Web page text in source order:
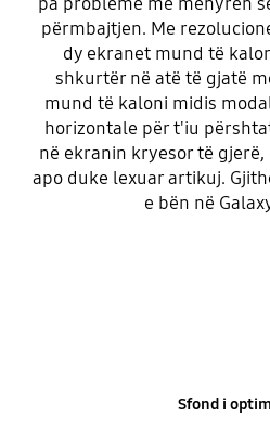
përmbajtjen. Me
dy ekranet mund të
shkurtër në atë të gjatë
mund të kaloni midis
horizontale për t'iu
në ekranin kryesor të
apo duke lexuar artikuj.
e bën në
Sfond i